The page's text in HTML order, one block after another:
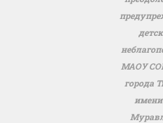
МАОУ
города